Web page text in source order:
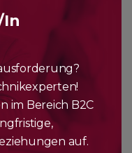
Reflexen. In der
Steinobstfrucht,
Grapefruit und
dezente
feine
am Gaumen
Kräuteraromatik
an Bratapfel
frische salzige
im Bereich B2C
auf.